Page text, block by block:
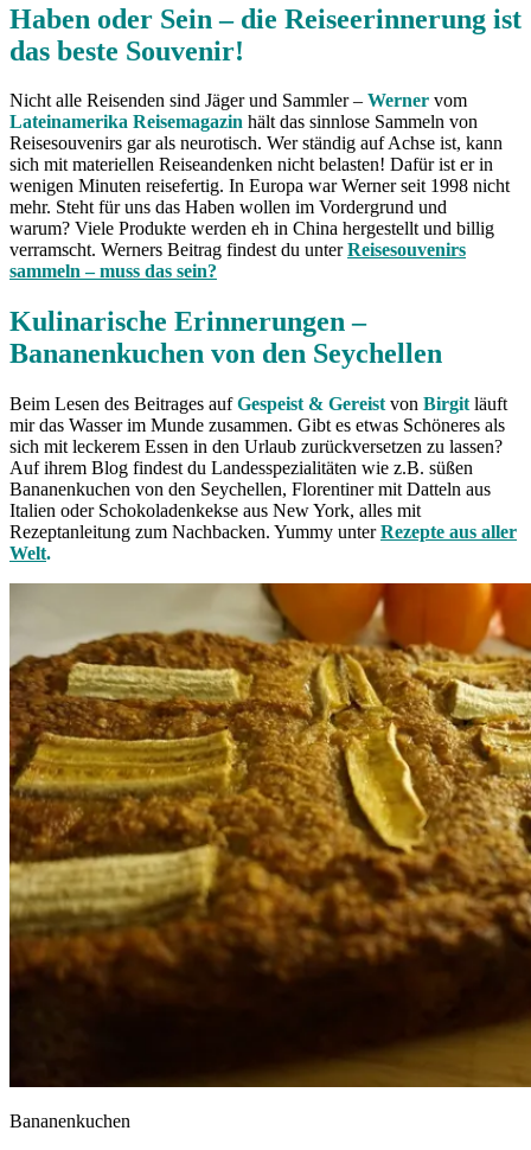
Haben oder Sein – die Reiseerinnerung ist
das beste Souvenir!
Nicht alle Reisenden sind Jäger und Sammler – Werner vom
Lateinamerika Reisemagazin hält das sinnlose Sammeln von
Reisesouvenirs gar als neurotisch. Wer ständig auf Achse ist, kann
sich mit materiellen Reiseandenken nicht belasten! Dafür ist er in
wenigen Minuten reisefertig. In Europa war Werner seit 1998 nicht
mehr. Steht für uns das Haben wollen im Vordergrund und
warum? Viele Produkte werden eh in China hergestellt und billig
verramscht. Werners Beitrag findest du unterReisesouvenirs
sammeln – muss das sein?
Kulinarische Erinnerungen –
Bananenkuchen von den Seychellen
Beim Lesen des Beitrages aufGespeist & Gereist von Birgit läuft
mir das Wasser im Munde zusammen. Gibt es etwas Schöneres als
sich mit leckerem Essen in den Urlaub zurückversetzen zu lassen?
Auf ihrem Blog findest du Landesspezialitäten wie z.B. süßen
Bananenkuchen von den Seychellen, Florentiner mit Datteln aus
Italien oder Schokoladenkekse aus New York, alles mit
Rezeptanleitung zum Nachbacken. Yummy unterRezepte aus aller
Welt.
Bananenkuchen